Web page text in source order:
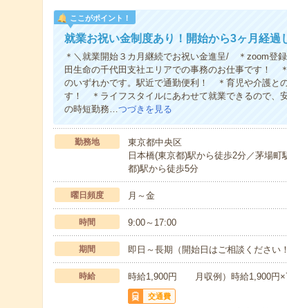
ここがポイント！
就業お祝い金制度あり！開始から3ヶ月経過
＊＼就業開始３カ月継続でお祝い金進呈/ ＊zoom
田生命の千代田支社エリアでの事務のお仕事です！
のいずれかです。駅近で通勤便利！ ＊育児や介護と
す！ ＊ライフスタイルにあわせて就業できるので、
の時短勤務…つづきを見る
勤務地
東京都中央区
日本橋(東京都)駅から徒歩2分／茅場
都)駅から徒歩5分
曜日頻度 月～金
時間 9:00～17:00
期間 即日～長期（開始日はご相談ください
時給 時給1,900円 月収例）時給1,900円
交通費